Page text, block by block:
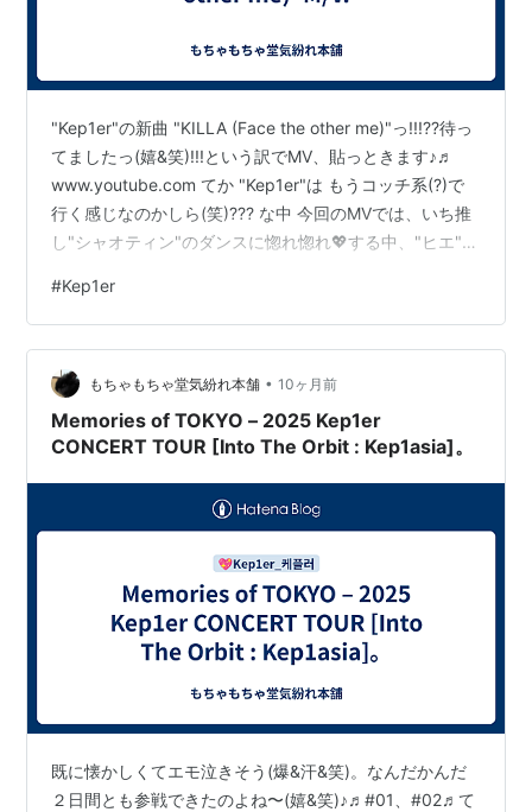
"Kep1er"の新曲 "KILLA (Face the other me)"っ!!!??待っ
てましたっ(嬉&笑)!!!という訳でMV、貼っときます♪♬
www.youtube.com てか "Kep1er"は もうコッチ系(?)で
行く感じなのかしら(笑)??? な中 今回のMVでは、いち推
し"シャオティン"のダンスに惚れ惚れ💖する中、"ヒエ"の
Reactionもアップされてたので、そっちも貼っときま〜
す(爆&笑)♬ www.youtube.comってコッチは相変わらず
囂しいのね(爆&汗&笑)♪♬
#Kep1er
もちゃもちゃ堂気紛れ本舗 • 10ヶ月前
Memories of TOKYO – 2025 Kep1er
CONCERT TOUR [Into The Orbit : Kep1asia]。
既に懐かしくてエモ泣きそう(爆&汗&笑)。なんだかんだ
２日間とも参戦できたのよね〜(嬉&笑)♪♬#01、#02♬て